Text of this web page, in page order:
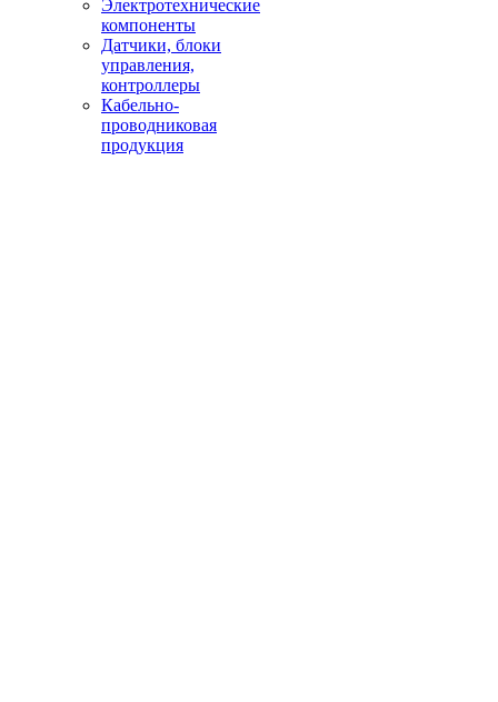
Электротехнические
компоненты
Датчики, блоки
управления,
контроллеры
Кабельно-
проводниковая
продукция